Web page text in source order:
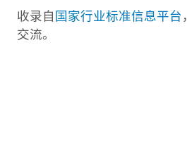
收录自 国家行业标准信息平台
交流。